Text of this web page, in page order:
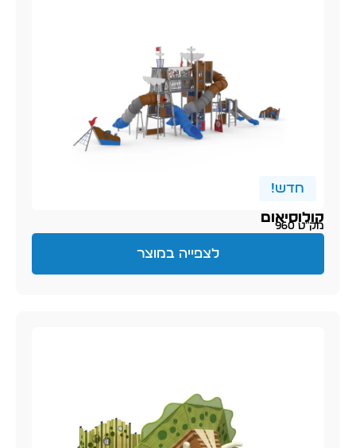
חדש!
קולוסיאום
מק״ט 960
לצפייה במוצר